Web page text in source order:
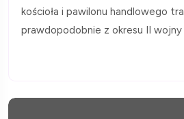
kościoła i pawilonu handlowego
prawdopodobnie z okresu II